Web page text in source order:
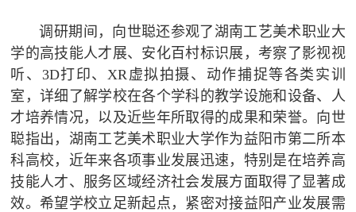
调研期间，向世聪还参观了湖南工艺美术职业大
学的高技能人才展、安化百村标识展，考察了影视视
听、3D打印、XR虚拟拍摄、动作捕捉等各类实训
室，详细了解学校在各个学科的教学设施和设备、人
才培养情况，以及近些年所取得的成果和荣誉。向世
聪指出，湖南工艺美术职业大学作为益阳市第二所本
科高校，近年来各项事业发展迅速，特别是在培养高
技能人才、服务区域经济社会发展方面取得了显著成
效。希望学校立足新起点，紧密对接益阳产业发展需